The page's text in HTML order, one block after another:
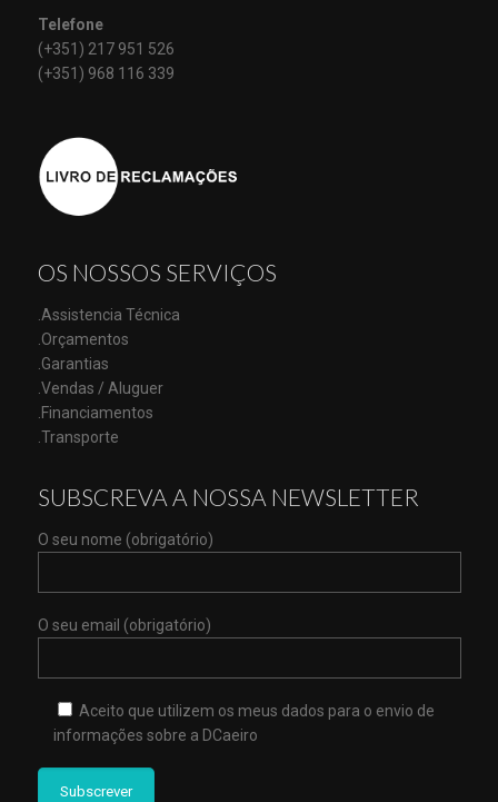
Telefone
(+351) 217 951 526
(+351) 968 116 339
OS NOSSOS SERVIÇOS
.Assistencia Técnica
.Orçamentos
.Garantias
.Vendas / Aluguer
.Financiamentos
.Transporte
SUBSCREVA A NOSSA NEWSLETTER
O seu nome (obrigatório)
O seu email (obrigatório)
Aceito que utilizem os meus dados para o envio de
informações sobre a DCaeiro